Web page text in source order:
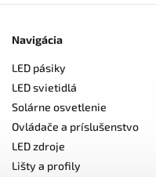
Navigácia
LED pásiky
LED svietidlá
Solárne osvetlenie
Ovládače a príslušenstvo
LED zdroje
Lišty a profily